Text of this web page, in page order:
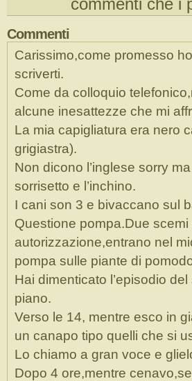
Commenti
Carissimo,come promesso
scriverti.
Come da colloquio
alcune inesattezze che mi
La mia capigliatura era nero
grigiastra).
Non dicono l’inglese sorry
sorrisetto e l’inchino.
I cani son 3 e bivaccano sul
Questione pompa.Due
autorizzazione,entrano nel
pompa sulle piante di
Hai dimenticato l’episodio
piano.
Verso le 14, mentre esco in
un canapo tipo quelli che si
Lo chiamo a gran voce e
Dopo 4 ore,mentre